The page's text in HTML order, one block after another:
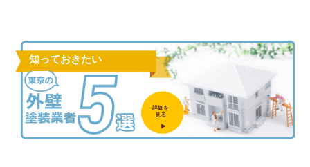
知っておきたい
詳細を
見る